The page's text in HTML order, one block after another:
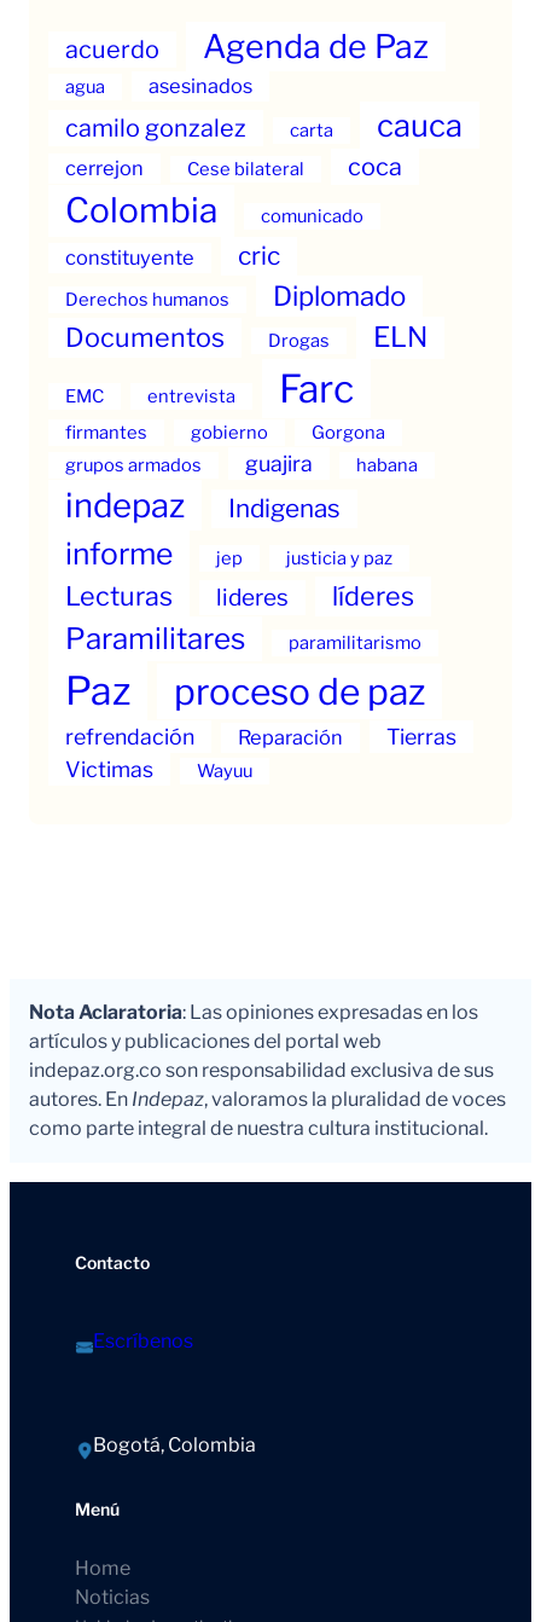
acuerdo Agenda de Paz
agua asesinados
camilo gonzalez carta cauca
cerrejon Cese bilateral coca
Colombia comunicado
constituyente cric
Derechos humanos Diplomado
Documentos Drogas ELN
EMC entrevista Farc
firmantes gobierno
Gorgona
grupos armados
guajira habana
indepaz Indigenas
informe jep justicia y paz
Lecturas lideres líderes
Paramilitares paramilitarismo
Paz proceso de paz
refrendación Reparación
Tierras
Victimas
Wayuu
Nota Aclaratoria: Las opiniones expresadas en los
artículos y publicaciones del portal web
indepaz.org.co son responsabilidad exclusiva de sus
autores. En Indepaz, valoramos la pluralidad de voces
como parte integral de nuestra cultura institucional.
Contacto
Escríbenos
Bogotá, Colombia
Menú
Home
Noticias